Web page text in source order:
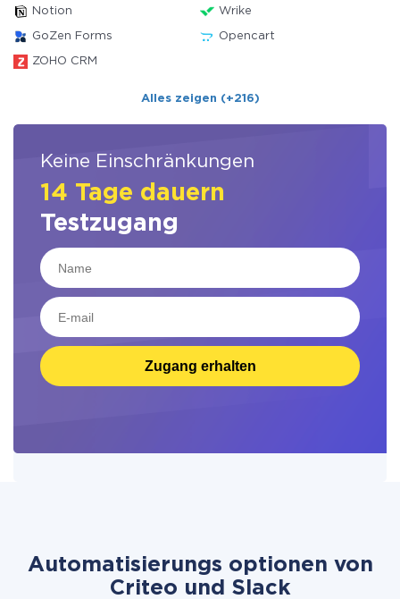
Notion Wrike
GoZen Forms Opencart
ZOHO CRM
Alles zeigen (+216)
Keine Einschränkungen
14 Tage dauern
Testzugang
Zugang erhalten
Automatisierungs optionen von
Criteo und Slack